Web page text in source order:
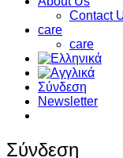
Contact
care
care
Σύνδεση
Newsletter
Σύνδεση